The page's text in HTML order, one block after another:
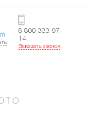
8 800 333-97-
14
Заказать звонок